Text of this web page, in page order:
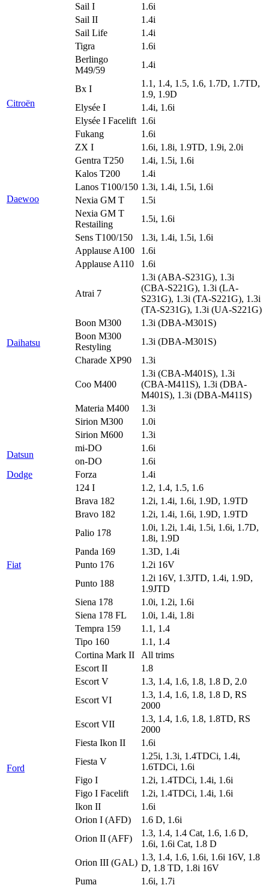
Sail I
1.6i
Sail II
1.4i
Sail Life
1.4i
Tigra
1.6i
Citroën
Berlingo
M49/59
1.4i
Bx I
1.1, 1.4, 1.5, 1.6, 1.7D, 1.7TD,
1.9, 1.9D
Elysée I
1.4i, 1.6i
Elysée I Facelift 1.6i
Fukang
1.6i
ZX I
1.6i, 1.8i, 1.9TD, 1.9i, 2.0i
Daewoo
Gentra T250
1.4i, 1.5i, 1.6i
Kalos T200
1.4i
Lanos T100/150 1.3i, 1.4i, 1.5i, 1.6i
Nexia GM T
1.5i
Nexia GM T
Restailing
1.5i, 1.6i
Sens T100/150
1.3i, 1.4i, 1.5i, 1.6i
Daihatsu
Applause A100
1.6i
Applause A110
1.6i
Atrai 7
1.3i (ABA-S231G), 1.3i
(CBA-S221G), 1.3i (LA-
S231G), 1.3i (TA-S221G), 1.3i
(TA-S231G), 1.3i (UA-S221G)
Boon M300
1.3i (DBA-M301S)
Boon M300
Restyling
1.3i (DBA-M301S)
Charade XP90
1.3i
Coo M400
1.3i (CBA-M401S), 1.3i
(CBA-M411S), 1.3i (DBA-
M401S), 1.3i (DBA-M411S)
Materia M400
1.3i
Sirion M300
1.0i
Sirion M600
1.3i
Datsun
mi-DO
1.6i
on-DO
1.6i
Dodge
Forza 1.4i
Fiat
124 I
1.2, 1.4, 1.5, 1.6
Brava 182
1.2i, 1.4i, 1.6i, 1.9D, 1.9TD
Bravo 182
1.2i, 1.4i, 1.6i, 1.9D, 1.9TD
Palio 178
1.0i, 1.2i, 1.4i, 1.5i, 1.6i, 1.7D,
1.8i, 1.9D
Panda 169
1.3D, 1.4i
Punto 176
1.2i 16V
Punto 188
1.2i 16V, 1.3JTD, 1.4i, 1.9D,
1.9JTD
Siena 178
1.0i, 1.2i, 1.6i
Siena 178 FL
1.0i, 1.4i, 1.8i
Tempra 159
1.1, 1.4
Tipo 160
1.1, 1.4
Ford
Cortina Mark II
All trims
Escort II
1.8
Escort V
1.3, 1.4, 1.6, 1.8, 1.8 D, 2.0
Escort VI
1.3, 1.4, 1.6, 1.8, 1.8 D, RS
2000
Escort VII
1.3, 1.4, 1.6, 1.8, 1.8TD, RS
2000
Fiesta Ikon II
1.6i
Fiesta V
1.25i, 1.3i, 1.4TDCi, 1.4i,
1.6TDCi, 1.6i
Figo I
1.2i, 1.4TDCi, 1.4i, 1.6i
Figo I Facelift
1.2i, 1.4TDCi, 1.4i, 1.6i
Ikon II
1.6i
Orion I (AFD)
1.6 D, 1.6i
Orion II (AFF)
1.3, 1.4, 1.4 Cat, 1.6, 1.6 D,
1.6i, 1.6i Cat, 1.8 D
Orion III (GAL)
1.3, 1.4, 1.6, 1.6i, 1.6i 16V, 1.8
D, 1.8 TD, 1.8i 16V
Puma
1.6i, 1.7i